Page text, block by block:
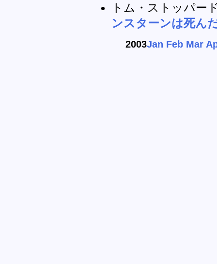
トム・ストッパー
ンスターンは死ん
2003Jan Feb Mar